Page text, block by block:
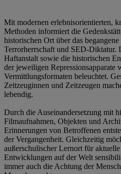
Mit modernen erlebnisorientierten,
Methoden informiert die
historischen Ort über das
Terrorherrschaft und SED-Diktatur.
Haftanstalt sowie die historischen
der jeweiligen Repressionsapparate
Vermittlungsformaten beleuchtet.
Zeitzeuginnen und Zeitzeugen
lebendig.
Durch die Auseinandersetzung mit
Filmaufnahmen, Objekten und
Erinnerungen von Betroffenen
der Vergangenheit. Gleichzeitig
außerschulischer Lernort für
Entwicklungen auf der Welt
immer auch die Achtung der